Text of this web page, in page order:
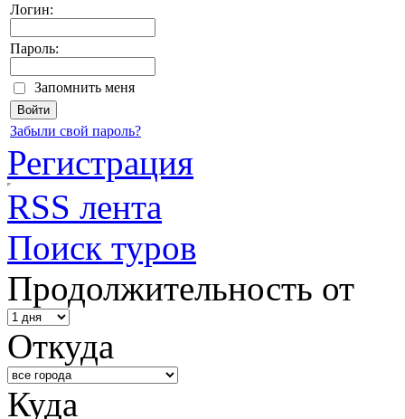
Логин:
Пароль:
Запомнить меня
Забыли свой пароль?
Регистрация
RSS лента
Поиск туров
Продолжительность от
Откуда
Куда